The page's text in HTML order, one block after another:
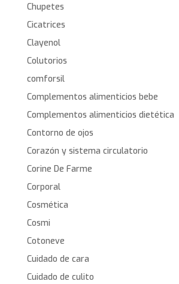
Chupetes
Cicatrices
Clayenol
Colutorios
comforsil
Complementos alimenticios bebe
Complementos alimenticios dietética
Contorno de ojos
Corazón y sistema circulatorio
Corine De Farme
Corporal
Cosmética
Cosmi
Cotoneve
Cuidado de cara
Cuidado de culito